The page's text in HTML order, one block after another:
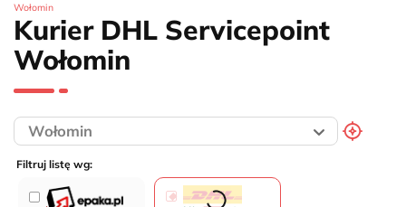
Wołomin
Kurier DHL Servicepoint
Wołomin
Filtruj listę wg: